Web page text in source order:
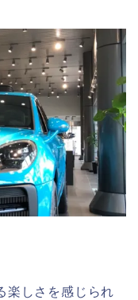
楽しさを感じられ